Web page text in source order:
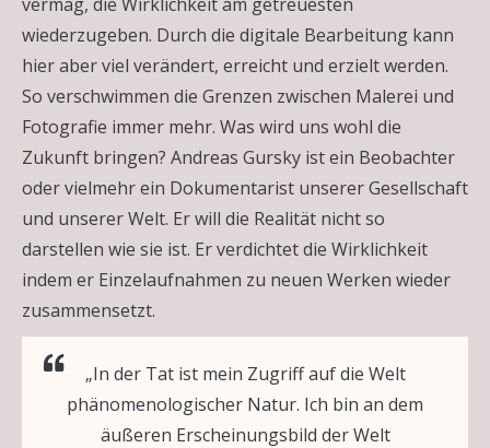
wiederzugeben. Durch die digitale Bearbeitung kann
hier aber viel verändert, erreicht und erzielt werden.
So verschwimmen die Grenzen zwischen Malerei und
Fotografie immer mehr. Was wird uns wohl die
Zukunft bringen? Andreas Gursky ist ein Beobachter
oder vielmehr ein Dokumentarist unserer Gesellschaft
und unserer Welt. Er will die Realität nicht so
darstellen wie sie ist. Er verdichtet die Wirklichkeit
indem er Einzelaufnahmen zu neuen Werken wieder
zusammensetzt.
„In der Tat ist mein Zugriff auf die Welt
phänomenologischer Natur. Ich bin an dem
äußeren Erscheinungsbild der Welt